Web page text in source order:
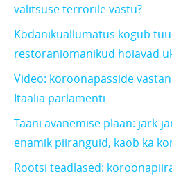
valitsuse terrorile vastu?
Kodanikuallumatus kogub
restoraniomanikud hoiavad
Video: koroonapasside
Itaalia parlamenti
Taani avanemise plaan: järk-
enamik piiranguid, kaob ka
Rootsi teadlased: